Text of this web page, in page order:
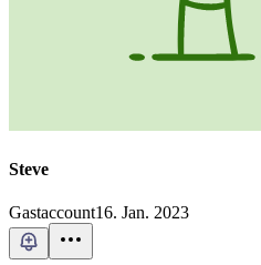
Steve
Gastaccount16. Jan. 2023